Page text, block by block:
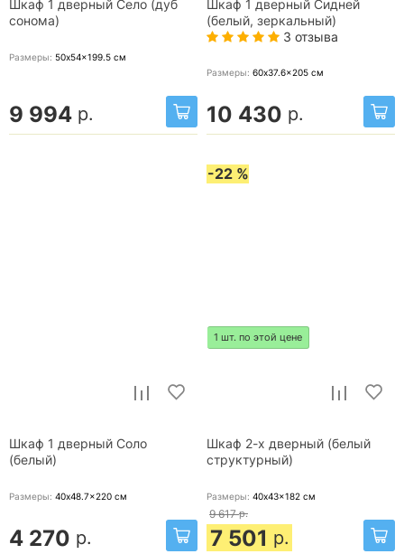
Шкаф 1 дверный Село (дуб
сонома)
Размеры: 50x54x199.5 см
9 994 р.
Шкаф 1 дверный Сидней
(белый, зеркальный)
3 отзыва
Размеры: 60x37.6x205 см
10 430 р.
Шкаф 1 дверный Соло
(белый)
Размеры: 40x48.7x220 см
4 270 р.
-22 %
1 шт. по этой цене
Шкаф 2-х дверный (белый
структурный)
Размеры: 40x43x182 см
9 617 р.
7 501 р.